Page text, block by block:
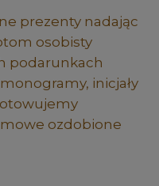
prezenty nadając
osobisty
podarunkach
inicjały
ozdobione